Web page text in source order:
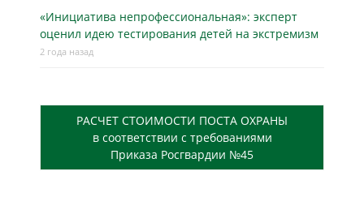
«Инициатива непрофессиональная»: эксперт
оценил идею тестирования детей на экстремизм
2 года назад
РАСЧЕТ СТОИМОСТИ ПОСТА ОХРАНЫ
в соответствии с требованиями
Приказа Росгвардии №45